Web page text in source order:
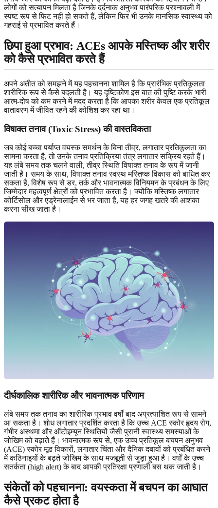
लोगों को सत्यापन मिलता है जिनके दर्दनाक अनुभव पारंपरिक प्रश्नावली में
स्पष्ट रूप से फिट नहीं हो सकते हैं, लेकिन फिर भी उनके मानसिक स्वास्थ्य को
गहराई से प्रभावित करते हैं।
छिपा हुआ प्रभाव: ACEs आपके मस्तिष्क और शरीर
को कैसे प्रभावित करते हैं
अपने अतीत को समझने में यह पहचानना शामिल है कि प्रारंभिक प्रतिकूलता
शारीरिक रूप से कैसे बदलती है। यह दृष्टिकोण इस बात की पुष्टि करके भारी
आत्म-दोष को कम करने में मदद करता है कि आपका शरीर केवल एक प्रतिकूल
वातावरण में जीवित रहने की कोशिश कर रहा था।
विषाक्त तनाव (Toxic Stress) की वास्तविकता
जब कोई बच्चा पर्याप्त वयस्क समर्थन के बिना तीव्र, लगातार प्रतिकूलता का
सामना करता है, तो उनके तनाव प्रतिक्रिया तंत्र लगातार सक्रिय रहते हैं।
यह लंबे समय तक चलने वाली, तीव्र स्थिति विषाक्त तनाव के रूप में जानी
जाती है। समय के साथ, विषाक्त तनाव स्वस्थ मस्तिष्क विकास को बाधित कर
सकता है, विशेष रूप से डर, तर्क और भावनात्मक विनियमन के प्रबंधन के लिए
जिम्मेदार महत्वपूर्ण क्षेत्रों को प्रभावित करता है। क्योंकि मस्तिष्क लगातार
कोर्टिसोल और एड्रेनालाईन से भर जाता है, यह हर जगह खतरे की आशंका
करना सीख जाता है।
दीर्घकालिक शारीरिक और भावनात्मक परिणाम
लंबे समय तक तनाव का शारीरिक प्रभाव वर्षों बाद अप्रत्याशित रूप से सामने
आ सकता है। शोध लगातार प्रदर्शित करता है कि उच्च ACE स्कोर हृदय रोग,
गंभीर अस्थमा और ऑटोइम्यून स्थितियों जैसी पुरानी स्वास्थ्य समस्याओं के
जोखिम को बढ़ाते हैं। भावनात्मक रूप से, एक उच्च प्रतिकूल बचपन अनुभव
(ACE) स्कोर मूड विकारों, लगातार चिंता और दैनिक दबावों को प्रबंधित करने
में कठिनाइयों के बढ़ते जोखिम के साथ मजबूती से जुड़ा हुआ है। वर्षों के उच्च
सतर्कता (high alert) के बाद आपकी प्रतिरक्षा प्रणाली बस थक जाती है।
संकेतों को पहचानना: वयस्कता में बचपन का आघात
कैसे प्रकट होता है